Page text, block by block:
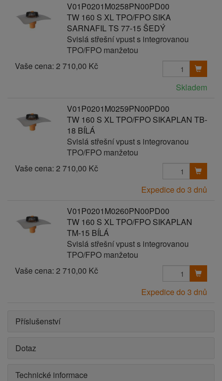
V01P0201M0258PN00PD00
TW 160 S XL TPO/FPO SIKA
SARNAFIL TS 77-15 ŠEDÝ
Svislá střešní vpust s integrovanou
TPO/FPO manžetou
Vaše cena: 2 710,00 Kč
Skladem
V01P0201M0259PN00PD00
TW 160 S XL TPO/FPO SIKAPLAN TB-
18 BÍLÁ
Svislá střešní vpust s integrovanou
TPO/FPO manžetou
Vaše cena: 2 710,00 Kč
Expedice do 3 dnů
V01P0201M0260PN00PD00
TW 160 S XL TPO/FPO SIKAPLAN
TM-15 BÍLÁ
Svislá střešní vpust s integrovanou
TPO/FPO manžetou
Vaše cena: 2 710,00 Kč
Expedice do 3 dnů
Příslušenství
Dotaz
Technické informace